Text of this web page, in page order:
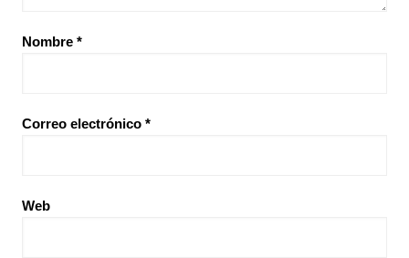
Nombre *
Correo electrónico *
Web